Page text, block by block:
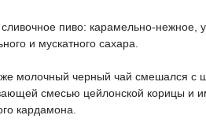
пиво: карамельно-нежное,
и мускатного сахара.
молочный черный чай смешался с
смесью цейлонской корицы и
кардамона.